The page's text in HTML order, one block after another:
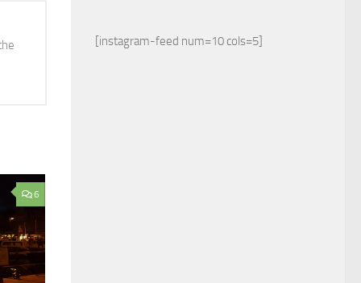
6
[instagram-feed num=10 cols=5]